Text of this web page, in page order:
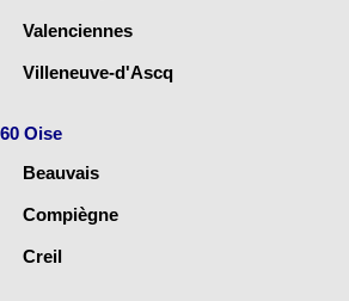
Valenciennes
Villeneuve-d'Ascq
60 Oise
Beauvais
Compiègne
Creil